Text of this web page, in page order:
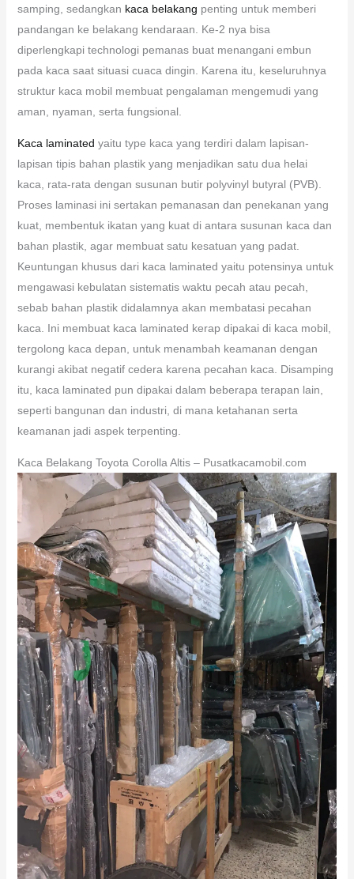
samping, sedangkan kaca belakang penting untuk memberi
pandangan ke belakang kendaraan. Ke-2 nya bisa
diperlengkapi technologi pemanas buat menangani embun
pada kaca saat situasi cuaca dingin. Karena itu, keseluruhnya
struktur kaca mobil membuat pengalaman mengemudi yang
aman, nyaman, serta fungsional.
Kaca laminated yaitu type kaca yang terdiri dalam lapisan-
lapisan tipis bahan plastik yang menjadikan satu dua helai
kaca, rata-rata dengan susunan butir polyvinyl butyral (PVB).
Proses laminasi ini sertakan pemanasan dan penekanan yang
kuat, membentuk ikatan yang kuat di antara susunan kaca dan
bahan plastik, agar membuat satu kesatuan yang padat.
Keuntungan khusus dari kaca laminated yaitu potensinya untuk
mengawasi kebulatan sistematis waktu pecah atau pecah,
sebab bahan plastik didalamnya akan membatasi pecahan
kaca. Ini membuat kaca laminated kerap dipakai di kaca mobil,
tergolong kaca depan, untuk menambah keamanan dengan
kurangi akibat negatif cedera karena pecahan kaca. Disamping
itu, kaca laminated pun dipakai dalam beberapa terapan lain,
seperti bangunan dan industri, di mana ketahanan serta
keamanan jadi aspek terpenting.
Kaca Belakang Toyota Corolla Altis – Pusatkacamobil.com